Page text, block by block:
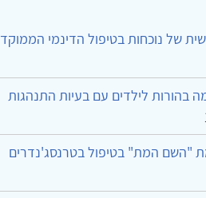
של נוכחות בטיפול הדינמי הממוקד
בהורות לילדים עם בעיות התנהגות
"השם המת" בטיפול בטרנסג'נדרים